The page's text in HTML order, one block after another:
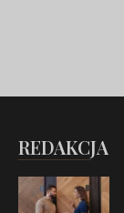
REDAKCJA